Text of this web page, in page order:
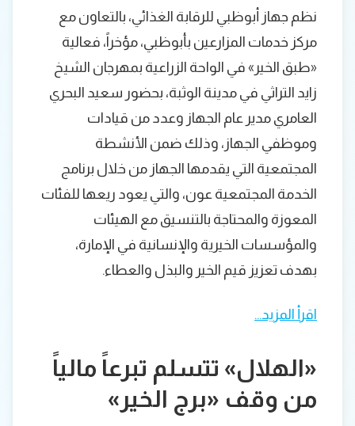
نظم جهاز أبوظبي للرقابة الغذائي، بالتعاون مع
مركز خدمات المزارعين بأبوظبي، مؤخراً، فعالية
«طبق الخير» في الواحة الزراعية بمهرجان الشيخ
زايد التراثي في مدينة الوثبة، بحضور سعيد البحري
العامري مدير عام الجهاز وعدد من قيادات
وموظفي الجهاز، وذلك ضمن الأنشطة
المجتمعية التي يقدمها الجهاز من خلال برنامج
الخدمة المجتمعية عون، والتي يعود ريعها للفئات
المعوزة والمحتاجة بالتنسيق مع الهيئات
والمؤسسات الخيرية والإنسانية في الإمارة،
بهدف تعزيز قيم الخير والبذل والعطاء.
اقرأ المزيد…
«الهلال» تتسلم تبرعاً مالياً
من وقف «برج الخير»